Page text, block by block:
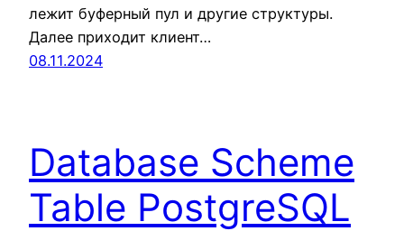
лежит буферный пул и другие структуры.
Далее приходит клиент…
08.11.2024
Database Scheme
Table PostgreSQL